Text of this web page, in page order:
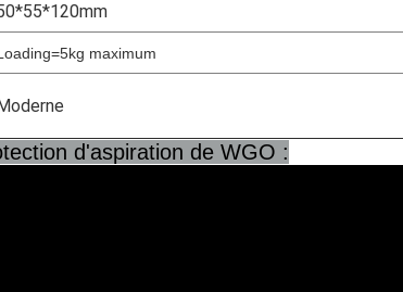
maximum
Moderne
d'aspiration de WGO :